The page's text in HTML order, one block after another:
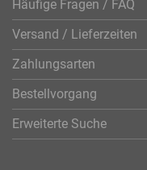
Häufige Fragen / FAQ
Versand / Lieferzeiten
Zahlungsarten
Bestellvorgang
Erweiterte Suche